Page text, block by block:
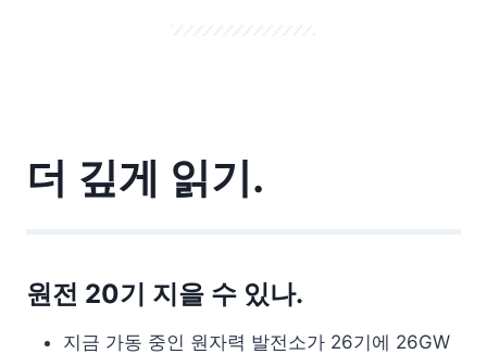
더 깊게 읽기.
원전 20기 지을 수 있나.
지금 가동 중인 원자력 발전소가 26기에 26GW